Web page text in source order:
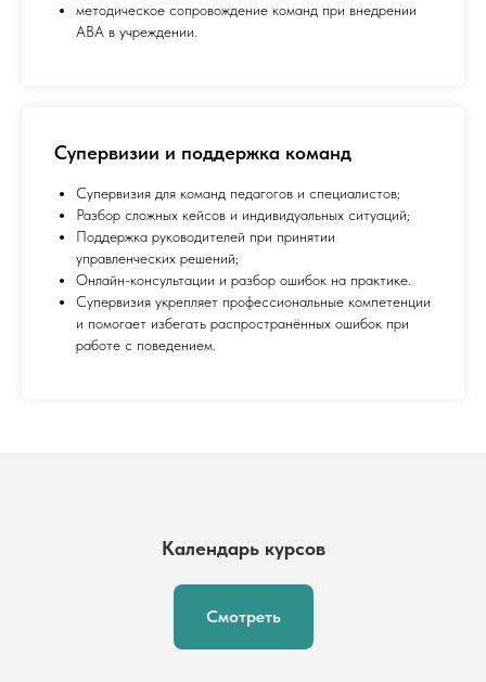
методическое сопровождение команд при внедрении
ABA в учреждении.
Супервизии и поддержка команд
Супервизия для команд педагогов и специалистов;
Разбор сложных кейсов и индивидуальных ситуаций;
Поддержка руководителей при принятии
управленческих решений;
Онлайн-консультации и разбор ошибок на практике.
Супервизия укрепляет профессиональные компетенции
и помогает избегать распространённых ошибок при
работе с поведением.
Календарь курсов
Смотреть